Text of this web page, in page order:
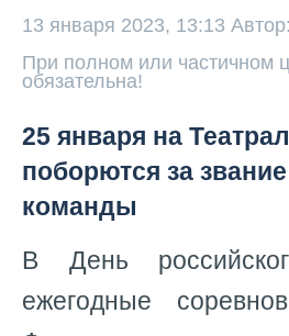
13 января 2023, 13:13
При полном или частичном
обязательна!
25 января на
поборются за
команды
В День
ежегодные